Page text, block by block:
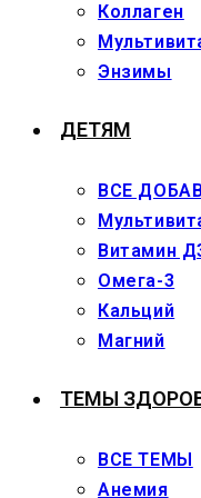
Коллаген
Энзимы
ДЕТЯМ
ВСЕ
Витамин
Омега-3
Кальций
Магний
ТЕМЫ
ВСЕ ТЕМЫ
Анемия